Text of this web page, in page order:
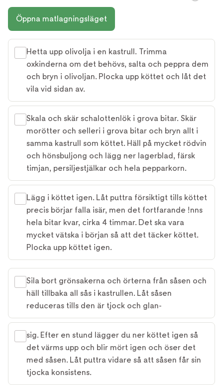
Öppna matlagningsläget
Hetta upp olivolja i en kastrull. Trimma
oxkinderna om det behövs, salta och peppra dem
och bryn i olivoljan. Plocka upp köttet och låt det
vila vid sidan av.
Skala och skär schalottenlök i grova bitar. Skär
morötter och selleri i grova bitar och bryn allt i
samma kastrull som köttet. Häll på mycket rödvin
och hönsbuljong och lägg ner lagerblad, färsk
timjan, persiljestjälkar och hela pepparkorn.
Lägg i köttet igen. Låt puttra försiktigt tills köttet
precis börjar falla isär, men det fortfarande !nns
hela bitar kvar, cirka 4 timmar. Det ska vara
mycket vätska i början så att det täcker köttet.
Plocka upp köttet igen.
Sila bort grönsakerna och örterna från såsen och
häll tillbaka all sås i kastrullen. Låt såsen
reduceras tills den är tjock och glan-
sig. Efter en stund lägger du ner köttet igen så
det värms upp och blir mört igen och öser det
med såsen. Låt puttra vidare så att såsen får sin
tjocka konsistens.